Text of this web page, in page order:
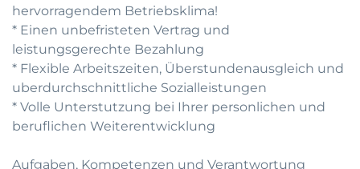
hervorragendem Betriebsklima!
* Einen unbefristeten Vertrag und
leistungsgerechte Bezahlung
* Flexible Arbeitszeiten, Überstundenausgleich und
uberdurchschnittliche Sozialleistungen
* Volle Unterstutzung bei Ihrer personlichen und
beruflichen Weiterentwicklung
Aufgaben, Kompetenzen und Verantwortung